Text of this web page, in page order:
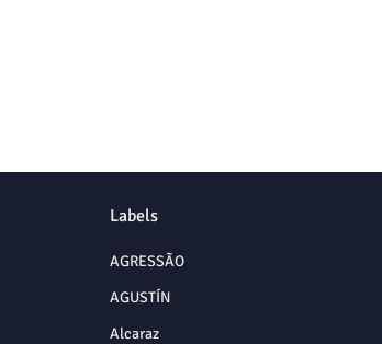
Labels
AGRESSÃO
AGUSTÍN
Alcaraz